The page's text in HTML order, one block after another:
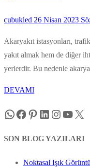
cubukled 26 Nisan 2023
Akaryakıt istasyonları,
yakıt almak hem de diğer
yerlerdir. Bu nedenle
DEVAMI
WhatsApp
Facebook
Pinterest
LinkedIn
Instagram
X
SON BLOG YAZILARI
Noktasal Işık